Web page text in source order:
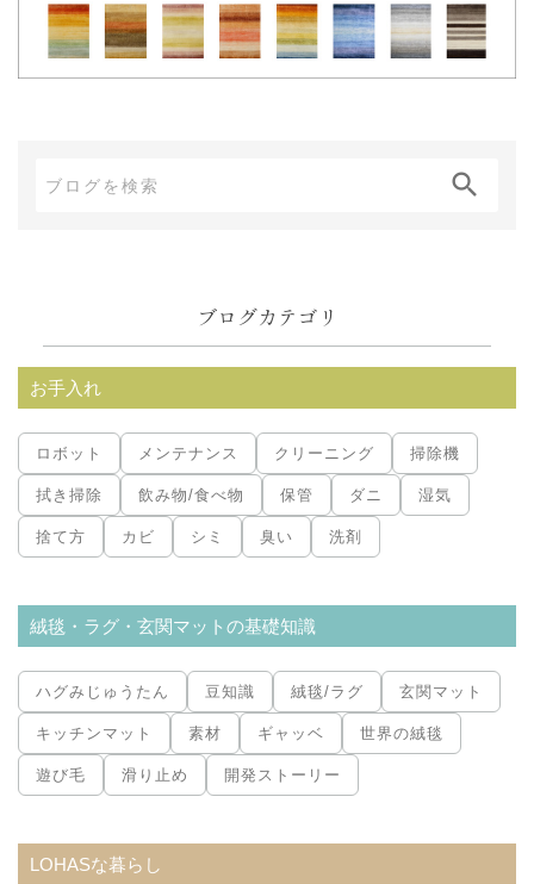
ブ
ブログカテゴリ
お手入れ
ロボット メンテナンス クリーニング 掃除機
拭き掃除 飲み物/食べ物 保管 ダニ 湿気
捨て方 カビ シミ 臭い 洗剤
絨毯・ラグ・玄関マットの基礎知識
ハグみじゅうたん 豆知識 絨毯/ラグ 玄関マット
キッチンマット 素材 ギャッベ 世界の絨毯
遊び毛 滑り止め 開発ストーリー
LOHASな暮らし